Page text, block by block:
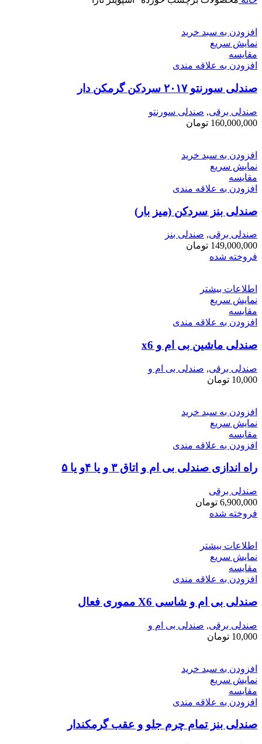
افزودن به سبد خرید
نمایش سریع
مقايسه
افزودن به علاقه مندی
صندلی سورنتو ۲۰۱۷ سردکن گرمکن دار
صندلی برقی, صندلی سورنتو
160,000,000 تومان
افزودن به سبد خرید
نمایش سریع
مقايسه
افزودن به علاقه مندی
صندلی بنز سردکن (میز بار)
صندلی برقی, صندلی بنز
149,000,000 تومان
فروخته شده
اطلاعات بیشتر
نمایش سریع
مقايسه
افزودن به علاقه مندی
صندلی ماشین بی ام و x6
صندلی برقی, صندلی بی ام و
10,000 تومان
افزودن به سبد خرید
نمایش سریع
مقايسه
افزودن به علاقه مندی
راه اندازی صندلی بی ام و اتاق ۳ و یا ۴و یا ۵
صندلی برقی
6,900,000 تومان
فروخته شده
اطلاعات بیشتر
نمایش سریع
مقايسه
افزودن به علاقه مندی
صندلی بی ام و شاسی X6 مموری فعال
صندلی برقی, صندلی بی ام و
10,000 تومان
افزودن به سبد خرید
نمایش سریع
مقايسه
افزودن به علاقه مندی
صندلی بنز تمام چرم جلو و عقب گرمکندار